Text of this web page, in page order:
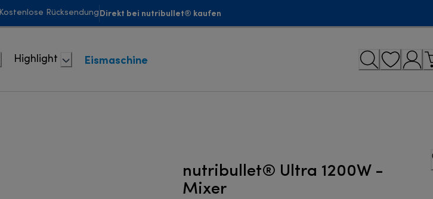
Kostenlose Rücksendung Direkt bei nutribullet® kaufen
Highlight Eismaschine
nutribullet® Ultra 1200W -
Mixer